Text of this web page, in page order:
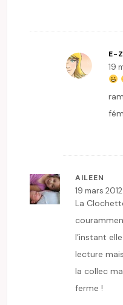
E-
19
AILEEN
19 mars
La
l’instant
lecture
la collec
ferme !